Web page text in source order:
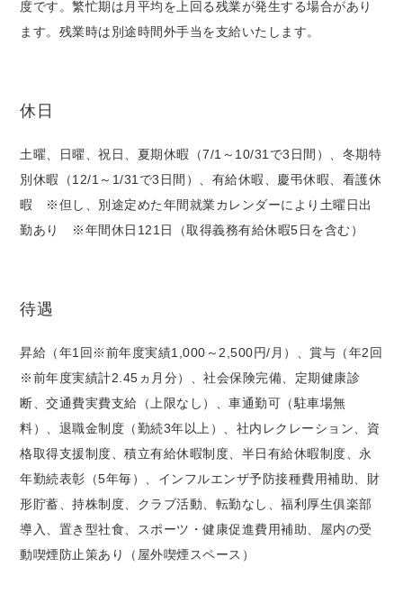
度です。繁忙期は月平均を上回る残業が発生する場合があり
ます。残業時は別途時間外手当を支給いたします。
休日
土曜、日曜、祝日、夏期休暇（7/1～10/31で3日間）、冬期特
別休暇（12/1～1/31で3日間）、有給休暇、慶弔休暇、看護休
暇 ※但し、別途定めた年間就業カレンダーにより土曜日出
勤あり ※年間休日121日（取得義務有給休暇5日を含む）
待遇
昇給（年1回※前年度実績1,000～2,500円/月）、賞与（年2回
※前年度実績計2.45ヵ月分）、社会保険完備、定期健康診
断、交通費実費支給（上限なし）、車通勤可（駐車場無
料）、退職金制度（勤続3年以上）、社内レクレーション、資
格取得支援制度、積立有給休暇制度、半日有給休暇制度、永
年勤続表彰（5年毎）、インフルエンザ予防接種費用補助、財
形貯蓄、持株制度、クラブ活動、転勤なし、福利厚生俱楽部
導入、置き型社食、スポーツ・健康促進費用補助、屋内の受
動喫煙防止策あり（屋外喫煙スペース）